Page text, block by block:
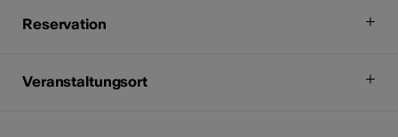
Reservation
Veranstaltungsort